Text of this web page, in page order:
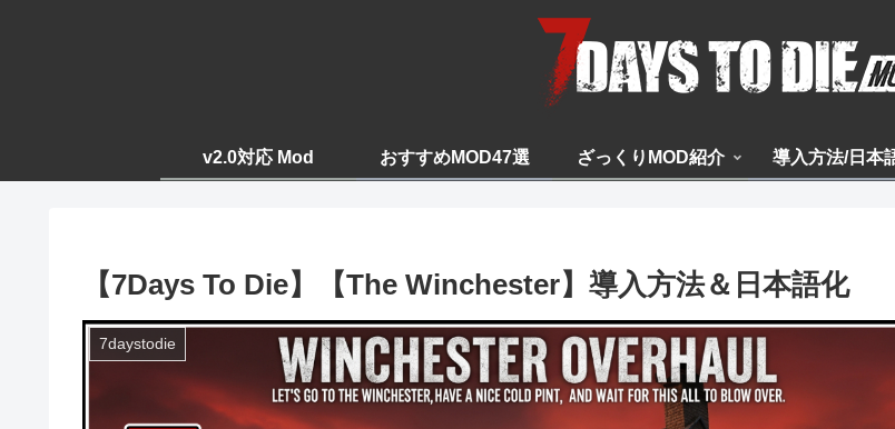
v2.0対応 Mod おすすめMOD47選 ざっくりMOD紹介 導入方法/日本
【7Days To Die】【The Winchester】導入方法＆日本語化
7daystodie